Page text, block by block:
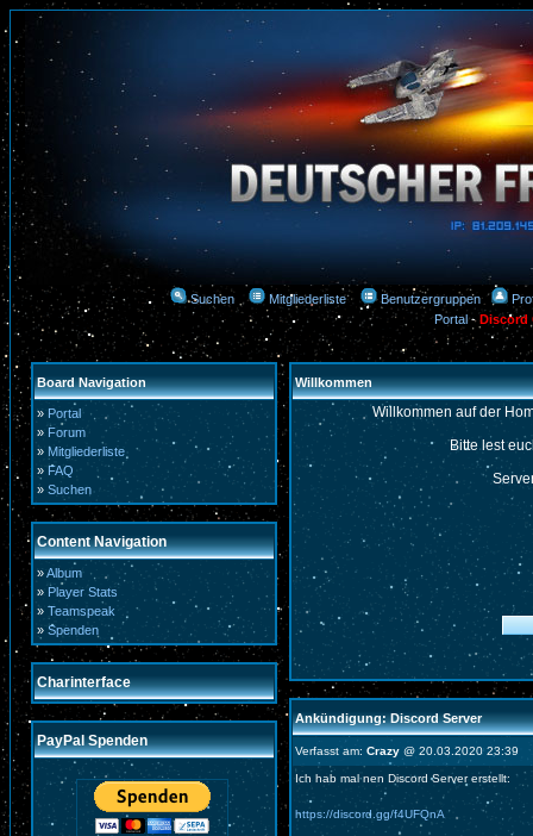
Suchen Mitgliederliste Benutzergruppen
Portal-Discord
Board Navigation
» Portal
» Forum
» Mitgliederliste
» FAQ
» Suchen
Content Navigation
»Album
» Player Stats
» Teamspeak
» Spenden
Charinterface
PayPal Spenden
Willkommen
Willkommen auf der
Bitte lest
Ankündigung: Discord Server
Verfasst am: Crazy @ 20.03.2020 23:39
Ich hab mal nen Discord Server erstellt:
https://discord.gg/f4UFQnA